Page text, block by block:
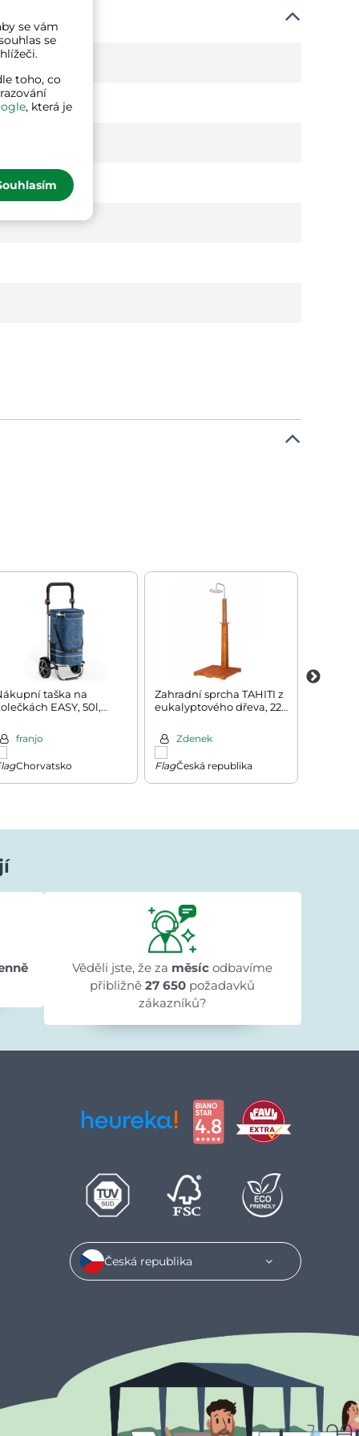
taška na
EASY, 50l,
franjo
Chorvatsko
Zahradní sprcha TAHITI z
eukalyptového dřeva, 223
Zdenek
Česká republika
Ivana Ježková
před 1 dnem
★★★★★
★★★★★
★★★★★
"Přehlednost stránek a rychlé dodání."
Věděli jste, že za měsíc odbavíme
přibližně27 650 požadavků
zákazníků?
Česká republika
se vám
se
toho, co
, která je